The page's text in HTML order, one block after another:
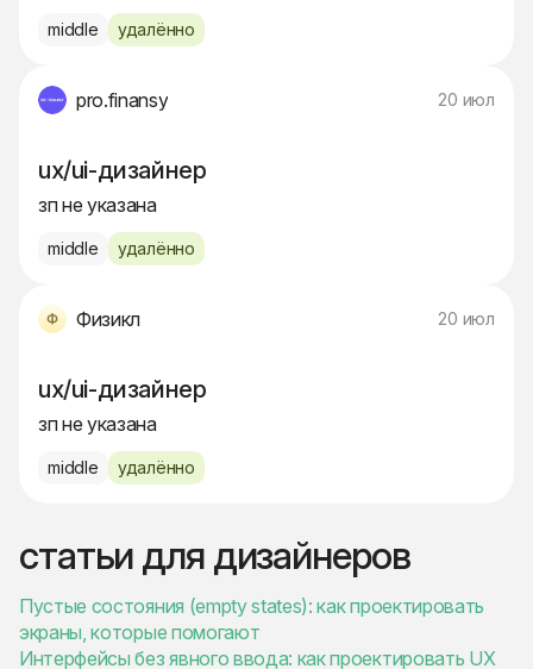
middle удалённо
pro.finansy 20 июл
ux/ui-дизайнер
зп не указана
middle удалённо
Физикл 20 июл
ux/ui-дизайнер
зп не указана
middle удалённо
статьи для дизайнеров
Пустые состояния (empty states): как проектировать
экраны, которые помогают
Интерфейсы без явного ввода: как проектировать UX